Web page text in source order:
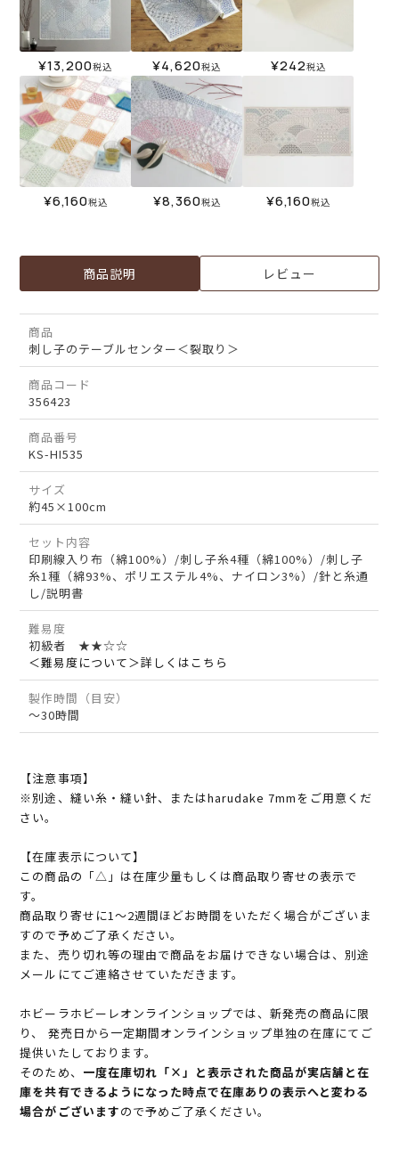
¥13,200税込 ¥4,620税込 ¥242税込
¥6,160税込 ¥8,360税込 ¥6,160税込
商品説明 レビュー
商品
刺し子のテーブルセンター＜裂取り＞
商品コード
356423
商品番号
KS-HI535
サイズ
約45×100cm
セット内容
印刷線入り布（綿100%）/刺し子糸4種（綿100%）/刺し子
糸1種（綿93%、ポリエステル4%、ナイロン3%）/針と糸通
し/説明書
難易度
初級者 ★★☆☆
＜難易度について＞詳しくはこちら
製作時間（目安）
～30時間
【注意事項】
※別途、縫い糸・縫い針、またはharudake 7mmをご用意くだ
さい。
【在庫表示について】
この商品の「△」は在庫少量もしくは商品取り寄せの表示で
す。
商品取り寄せに1～2週間ほどお時間をいただく場合がございま
すので予めご了承ください。
また、売り切れ等の理由で商品をお届けできない場合は、別途
メールにてご連絡させていただきます。
ホビーラホビーレオンラインショップでは、新発売の商品に限
り、 発売日から一定期間オンラインショップ単独の在庫にてご
提供いたしております。
そのため、 一度在庫切れ「×」と表示された商品が実店舗と在
庫を共有できるようになった時点で在庫ありの表示へと変わる
場合がございますので予めご了承ください。